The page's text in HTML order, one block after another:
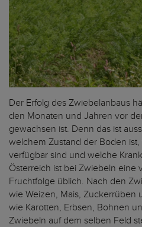
Der Erfolg des Zwiebelanbaus
den Monaten und Jahren vor
gewachsen ist. Denn das ist
welchem Zustand der Boden
verfügbar sind und welche
Österreich ist bei Zwiebeln eine
Fruchtfolge üblich. Nach den
wie Weizen, Mais, Zuckerrüben
wie Karotten, Erbsen, Bohnen
Zwiebeln auf dem selben Feld